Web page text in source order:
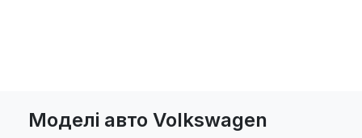
Моделі авто Volkswagen